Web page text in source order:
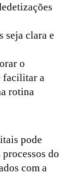
seja clara e
o
facilitar a
rotina
pode
do
com a